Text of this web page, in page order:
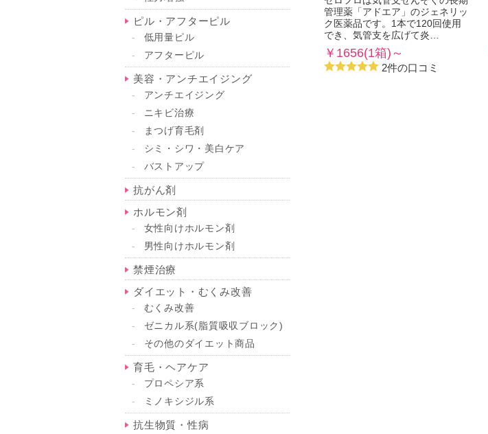
管理薬「アドエア」のジェネリッ
ク医薬品です。1本で120回使用
でき、気管支を広げて炎…
￥1656(1箱)～
2件の口コミ
ピル・アフターピル
低用量ピル
アフターピル
美容・アンチエイジング
アンチエイジング
ニキビ治療
まつげ育毛剤
シミ・シワ・美白ケア
バストアップ
抗がん剤
ホルモン剤
女性向けホルモン剤
男性向けホルモン剤
禁煙治療
ダイエット・むくみ改善
むくみ改善
ゼニカル系(脂質吸収ブロック)
その他のダイエット商品
育毛・ヘアケア
プロペシア系
ミノキシジル系
抗生物質・性病